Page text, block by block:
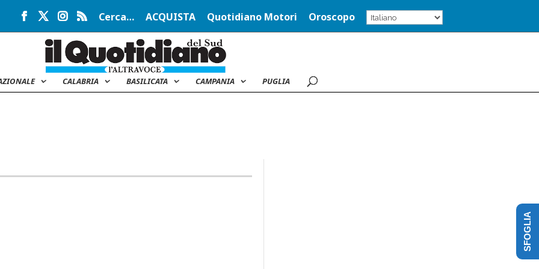
Cerca… ACQUISTA Quotidiano Motori Oroscopo
CALABRIA BASILICATA CAMPANIA PUGLIA
SFOGLIA